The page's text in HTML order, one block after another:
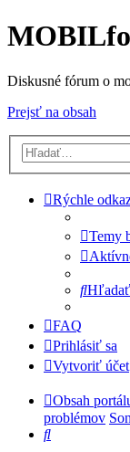
Diskusné fórum o
Prejsť na obsah
Rýchle
Temy
Hľadať
FAQ
Prihlásiť sa
Vytvoriť účet
Obsah
problémov
Hľadať